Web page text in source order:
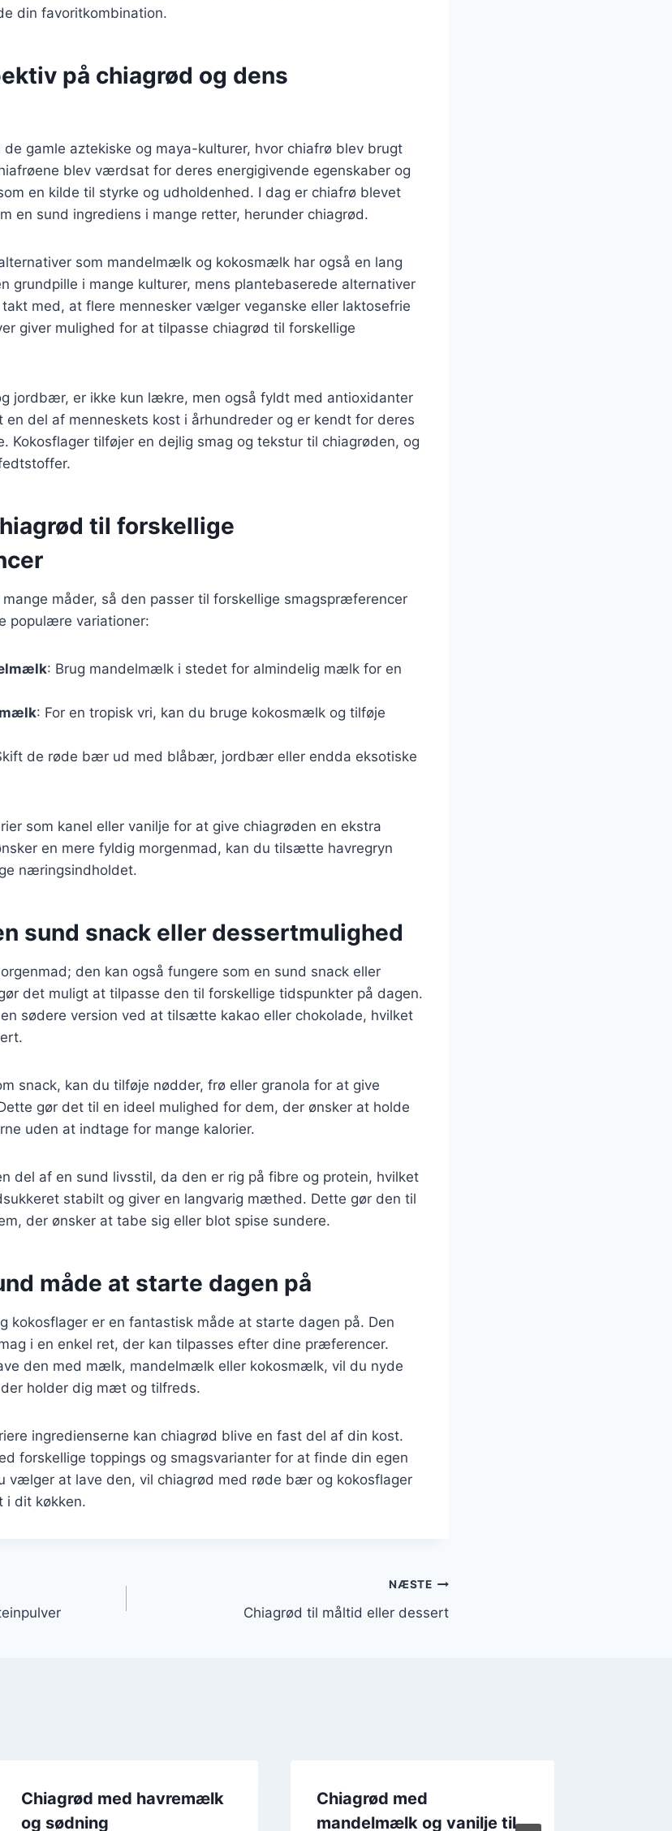
din favoritkombination.
på chiagrød og dens
gamle aztekiske og maya-kulturer, hvor chiafrø blev brugt
blev værdsat for deres energigivende egenskaber og
en kilde til styrke og udholdenhed. I dag er chiafrø blevet
en sund ingrediens i mange retter, herunder chiagrød.
som mandelmælk og kokosmælk har også en lang
grundpille i mange kulturer, mens plantebaserede alternativer
med, at flere mennesker vælger veganske eller laktosefrie
giver mulighed for at tilpasse chiagrød til forskellige
jordbær, er ikke kun lækre, men også fyldt med antioxidanter
del af menneskets kost i århundreder og er kendt for deres
Kokosflager tilføjer en dejlig smag og tekstur til chiagrøden, og
til forskellige
måder, så den passer til forskellige smagspræferencer
populære variationer:
: Brug mandelmælk i stedet for almindelig mælk for en
: For en tropisk vri, kan du bruge kokosmælk og tilføje
de røde bær ud med blåbær, jordbær eller endda eksotiske
som kanel eller vanilje for at give chiagrøden en ekstra
en mere fyldig morgenmad, kan du tilsætte havregryn
næringsindholdet.
sund snack eller dessertmulighed
den kan også fungere som en sund snack eller
det muligt at tilpasse den til forskellige tidspunkter på dagen.
sødere version ved at tilsætte kakao eller chokolade, hvilket
snack, kan du tilføje nødder, frø eller granola for at give
gør det til en ideel mulighed for dem, der ønsker at holde
uden at indtage for mange kalorier.
del af en sund livsstil, da den er rig på fibre og protein, hvilket
stabilt og giver en langvarig mæthed. Dette gør den til
der ønsker at tabe sig eller blot spise sundere.
måde at starte dagen på
kokosflager er en fantastisk måde at starte dagen på. Den
i en enkel ret, der kan tilpasses efter dine præferencer.
den med mælk, mandelmælk eller kokosmælk, vil du nyde
holder dig mæt og tilfreds.
ingredienserne kan chiagrød blive en fast del af din kost.
forskellige toppings og smagsvarianter for at finde din egen
vælger at lave den, vil chiagrød med røde bær og kokosflager
i dit køkken.
NÆSTE
Chiagrød til måltid eller dessert
Chiagrød med havremælk
og sødning
Chiagrød med
mandelmælk og vanilje til